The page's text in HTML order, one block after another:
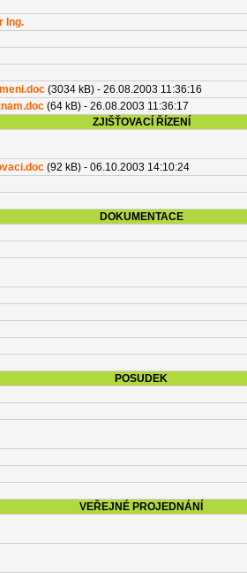
Ing.
(3034 kB) - 26.08.2003 11:36:16
(64 kB) - 26.08.2003 11:36:17
ZJIŠŤOVACÍ ŘÍZENÍ
(92 kB) - 06.10.2003 14:10:24
DOKUMENTACE
POSUDEK
VEŘEJNÉ PROJEDNÁNÍ